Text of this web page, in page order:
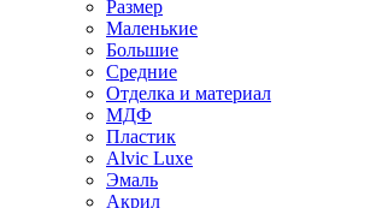
Размер
Маленькие
Большие
Средние
Отделка и материал
МДФ
Пластик
Alvic Luxe
Эмаль
Акрил